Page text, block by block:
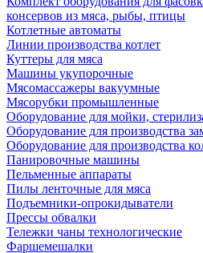
консервов из мяса, рыбы, птицы
Котлетные автоматы
Линии производства котлет
Куттеры для мяса
Машины укупорочные
Мясомассажеры вакуумные
Мясорубки промышленные
Оборудование для мойки,
Оборудование для производства
Оборудование для производства
Панировочные машины
Пельменные аппараты
Пилы ленточные для мяса
Подъемники-опрокидыватели
Прессы обвалки
Тележки чаны технологические
Фаршемешалки